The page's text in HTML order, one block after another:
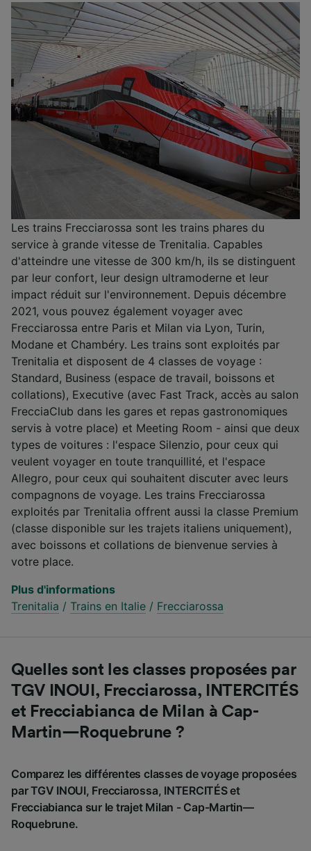
Les trains Frecciarossa sont les trains phares du
service à grande vitesse de Trenitalia. Capables
d'atteindre une vitesse de 300 km/h, ils se distinguent
par leur confort, leur design ultramoderne et leur
impact réduit sur l'environnement. Depuis décembre
2021, vous pouvez également voyager avec
Frecciarossa entre Paris et Milan via Lyon, Turin,
Modane et Chambéry. Les trains sont exploités par
Trenitalia et disposent de 4 classes de voyage :
Standard, Business (espace de travail, boissons et
collations), Executive (avec Fast Track, accès au salon
FrecciaClub dans les gares et repas gastronomiques
servis à votre place) et Meeting Room - ainsi que deux
types de voitures : l'espace Silenzio, pour ceux qui
veulent voyager en toute tranquillité, et l'espace
Allegro, pour ceux qui souhaitent discuter avec leurs
compagnons de voyage. Les trains Frecciarossa
exploités par Trenitalia offrent aussi la classe Premium
(classe disponible sur les trajets italiens uniquement),
avec boissons et collations de bienvenue servies à
votre place.
Plus d'informations
Trenitalia / Trains en Italie / Frecciarossa
Quelles sont les classes proposées par
TGV INOUI, Frecciarossa, INTERCITÉS
et Frecciabianca de Milan à Cap-
Martin—Roquebrune ?
Comparez les différentes classes de voyage proposées
par TGV INOUI, Frecciarossa, INTERCITÉS et
Frecciabianca sur le trajet Milan - Cap-Martin—
Roquebrune.